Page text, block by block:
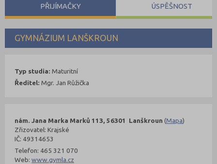
GYMNÁZIUM LANŠKROUN
nám. Jana Marka Marků 113, 56301 Lanškroun (Mapa)
Zřizovatel: Krajské
IČ: 49314653
Telefon: 465 321 070
Web:www.gymla.cz
Typ studia: Maturitní
Ředitel: Mgr. Jan Růžička
PŘIJÍMAČKY ÚSPĚŠNOST